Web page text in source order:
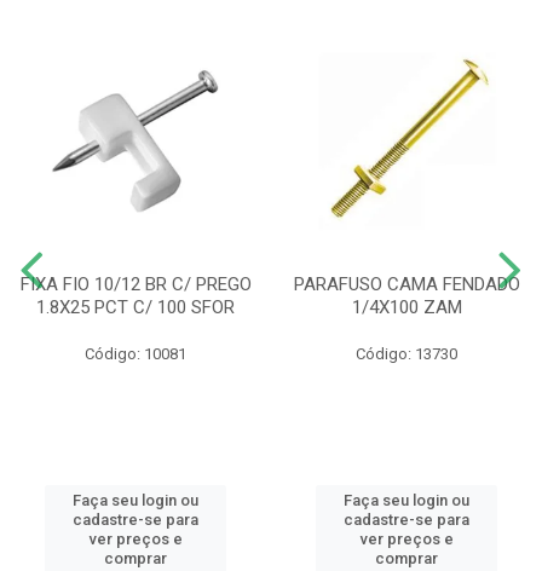
FIXA FIO 10/12 BR C/ PREGO
1.8X25 PCT C/ 100 SFOR
Código: 10081
Faça seu login ou
cadastre-se para
ver preços e
comprar
PARAFUSO CAMA FENDADO
1/4X100 ZAM
Código: 13730
Faça seu login ou
cadastre-se para
ver preços e
comprar